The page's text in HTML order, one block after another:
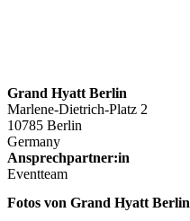
Grand Hyatt Berlin
Marlene-Dietrich-Platz 2
10785 Berlin
Germany
Ansprechpartner:in
Eventteam
Fotos von Grand Hyatt Berlin